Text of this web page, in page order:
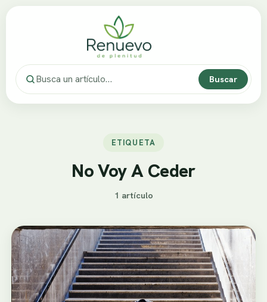
Buscar
ETIQUETA
No Voy A Ceder
1 artículo